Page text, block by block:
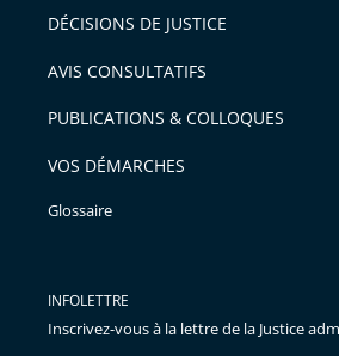
DÉCISIONS DE JUSTICE
AVIS CONSULTATIFS
PUBLICATIONS & COLLOQUES
VOS DÉMARCHES
Glossaire
INFOLETTRE
Inscrivez-vous à la lettre de la Justice